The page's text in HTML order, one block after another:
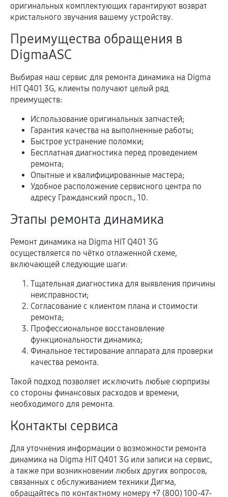
оригинальных комплектующих гарантируют возврат
кристального звучания вашему устройству.
Преимущества обращения в
DigmaASC
Выбирая наш сервис для ремонта динамика на Digma
HIT Q401 3G, клиенты получают целый ряд
преимуществ:
Использование оригинальных запчастей;
Гарантия качества на выполненные работы;
Быстрое устранение поломки;
Бесплатная диагностика перед проведением
ремонта;
Опытные и квалифицированные мастера;
Удобное расположение сервисного центра по
адресу Гражданский просп., 10.
Этапы ремонта динамика
Ремонт динамика на Digma HIT Q401 3G
осуществляется по чётко отлаженной схеме,
включающей следующие шаги:
Тщательная диагностика для выявления причины
неисправности;
Согласование с клиентом плана и стоимости
ремонта;
Профессиональное восстановление
функциональности динамика;
Финальное тестирование аппарата для проверки
качества ремонта.
Такой подход позволяет исключить любые сюрпризы
со стороны финансовых расходов и времени,
необходимого для ремонта.
Контакты сервиса
Для уточнения информации о возможности ремонта
динамика на Digma HIT Q401 3G или записи на сервис,
а также при возникновении любых других вопросов,
связанных с обслуживанием техники Дигма,
обращайтесь по контактному номеру +7 (800) 100-47-